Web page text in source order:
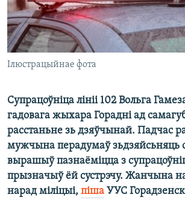
Ілюстрацыйнае фота
Супрацоўніца лініі 102 Вольга
гадовага жыхара Горадні ад
расстаньне зь дзяўчынай. Падчас
мужчына перадумаў зьдзяйсьняць
вырашыў пазнаёміцца з
прызначыў ёй сустрэчу. Жанчына
нарад міліцыі, піша УУС